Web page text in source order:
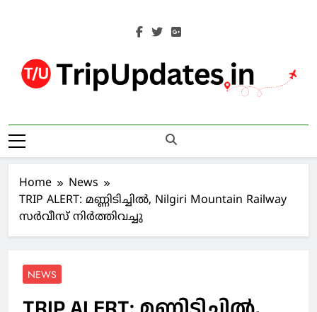
Trip Updates
Home
News
TRIP ALERT: മണ്ണിടിച്ചില്‍, Nilgiri Mountain Railway
സര്‍വീസ് നിര്‍ത്തിവച്ചു
NEWS